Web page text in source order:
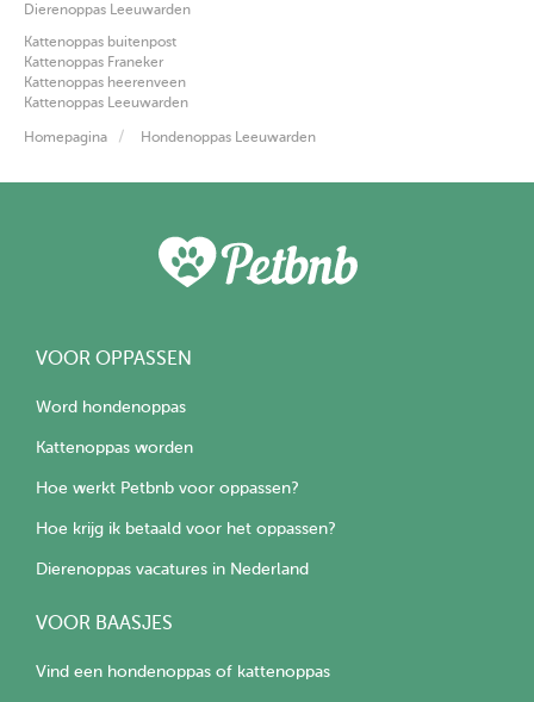
Dierenoppas Leeuwarden
Kattenoppas buitenpost
Kattenoppas Franeker
Kattenoppas heerenveen
Kattenoppas Leeuwarden
Homepagina Hondenoppas Leeuwarden
VOOR OPPASSEN
Word hondenoppas
Kattenoppas worden
Hoe werkt Petbnb voor oppassen?
Hoe krijg ik betaald voor het oppassen?
Dierenoppas vacatures in Nederland
VOOR BAASJES
Vind een hondenoppas of kattenoppas